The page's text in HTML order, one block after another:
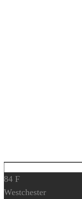
84 F
Westchester